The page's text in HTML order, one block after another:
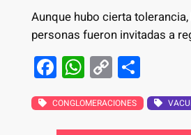
Aunque hubo cierta
personas fueron invitadas a
F
a
c
W
h
at
C
o
p
S
h
ar
CONGLOMERACIONES